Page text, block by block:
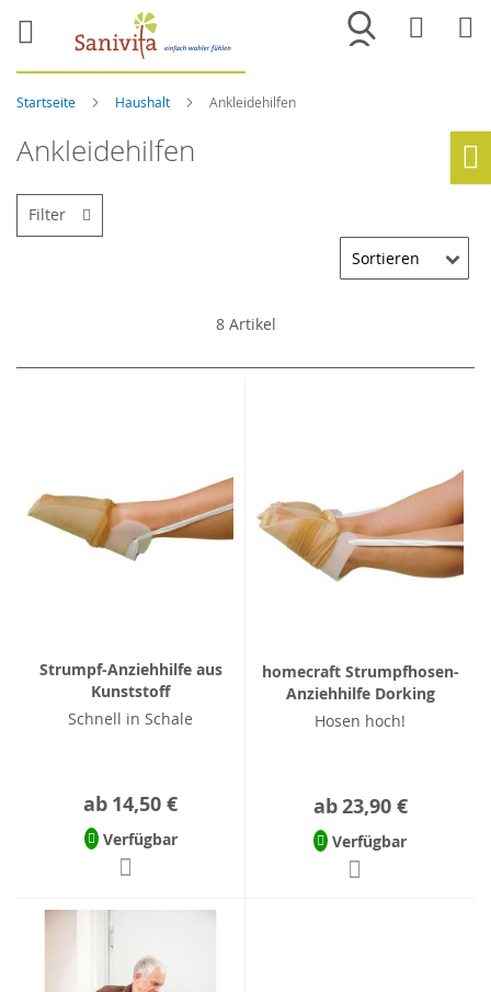
Merkliste
Startseite Haushalt Ankleidehilfen
Ankleidehilfen
8Artikel
Strumpf-Anziehhilfe aus
Kunststoff
Schnell in Schale
ab 14,50 €
Verfügbar
homecraft Strumpfhosen-
Anziehhilfe Dorking
Hosen hoch!
ab23,90 €
Verfügbar
Filter